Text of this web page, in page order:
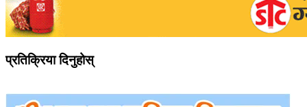
प्रतिक्रिया दिनुहोस्